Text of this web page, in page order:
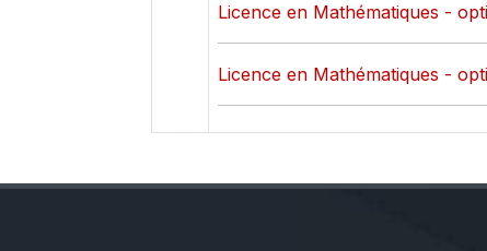
Licence en Mathématiques -
Licence en Mathématiques -